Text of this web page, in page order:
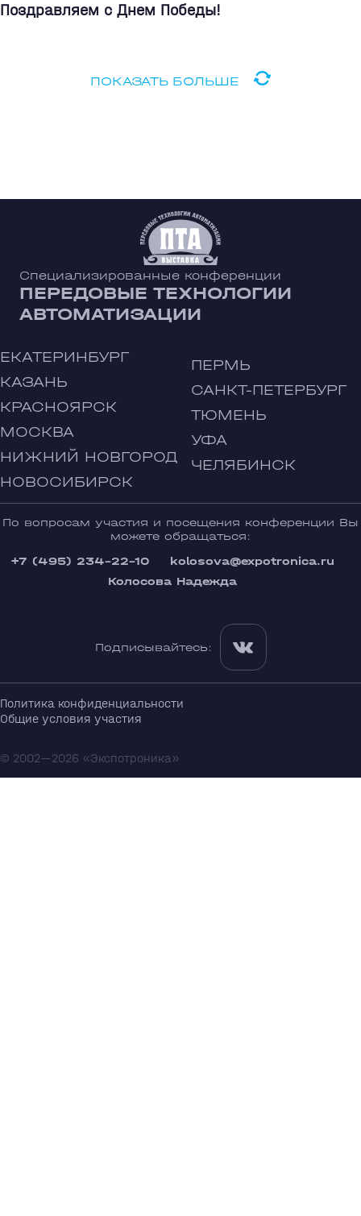
Поздравляем с Днем Победы!
ПОКАЗАТЬ БОЛЬШЕ
Специализированные конференции
ПЕРЕДОВЫЕ ТЕХНОЛОГИИ
АВТОМАТИЗАЦИИ
ЕКАТЕРИНБУРГ
КАЗАНЬ
КРАСНОЯРСК
МОСКВА
НИЖНИЙ НОВГОРОД
НОВОСИБИРСК
ПЕРМЬ
САНКТ-ПЕТЕРБУРГ
ТЮМЕНЬ
УФА
ЧЕЛЯБИНСК
По вопросам участия и посещения конференции Вы
можете обращаться:
+7 (495) 234-22-10
kolosova@expotronica.ru
Колосова Надежда
Подписывайтесь:
Политика конфиденциальности
Общие условия участия
© 2002—2026 «Экспотроника»